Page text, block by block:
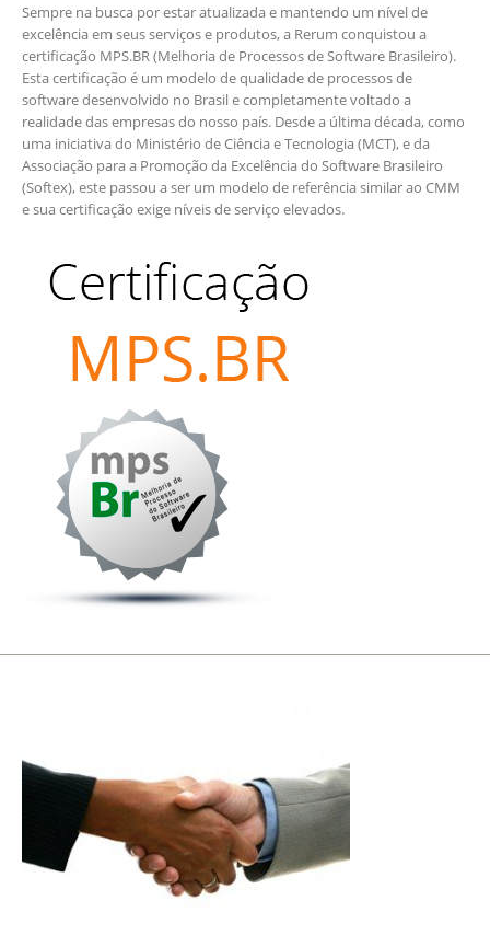
Sempre na busca por estar atualizada e mantendo um nível de
excelência em seus serviços e produtos, a Rerum conquistou a
certificação MPS.BR (Melhoria de Processos de Software Brasileiro).
Esta certificação é um modelo de qualidade de processos de
software desenvolvido no Brasil e completamente voltado a
realidade das empresas do nosso país. Desde a última década, como
uma iniciativa do Ministério de Ciência e Tecnologia (MCT), e da
Associação para a Promoção da Excelência do Software Brasileiro
(Softex), este passou a ser um modelo de referência similar ao CMM
e sua certificação exige níveis de serviço elevados.